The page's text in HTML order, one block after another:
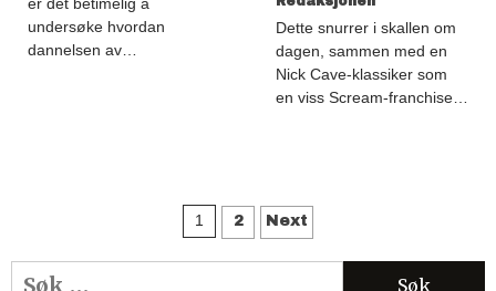
undersøke hvordan
dannelsen av…
Dette snurrer i skallen om
dagen, sammen med en
Nick Cave-klassiker som
en viss Scream-franchise…
Sidepaginering
1 2 Next
Søk